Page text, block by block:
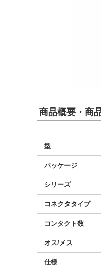
商品概要・商
型
パッケージ
シリーズ
コネクタタイプ
コンタクト数
オス/メス
仕様